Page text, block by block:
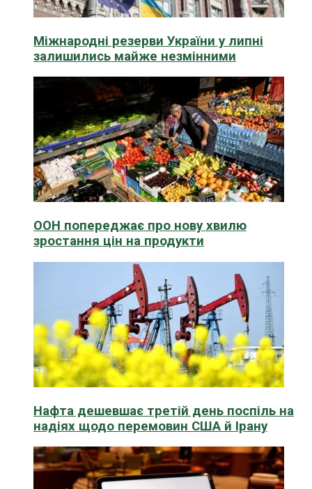
Міжнародні резерви України у липні
залишились майже незмінними
ООН попереджає про нову хвилю
зростання цін на продукти
Нафта дешевшає третій день поспіль на
надіях щодо перемовин США й Ірану